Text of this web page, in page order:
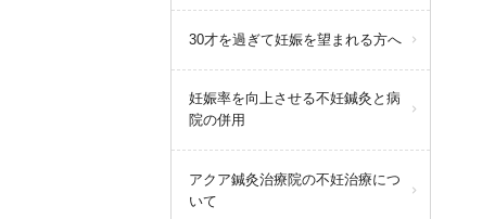
30才を過ぎて妊娠を望まれる方へ
妊娠率を向上させる不妊鍼灸と病
院の併用
アクア鍼灸治療院の不妊治療につ
いて